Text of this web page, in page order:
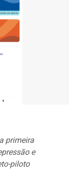
primeira
e
piloto